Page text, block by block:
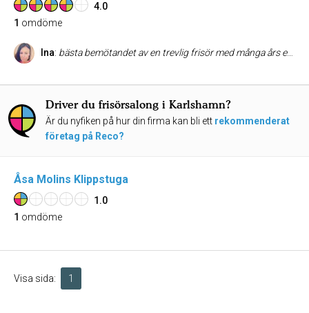
4.0
1 omdöme
Ina: bästa bemötandet av en trevlig frisör med många års erfarenhet. /Elina
Driver du frisörsalong i Karlshamn?
Är du nyfiken på hur din firma kan bli ett rekommenderat
företag på Reco?
Åsa Molins Klippstuga
1.0
1 omdöme
Visa sida: 1